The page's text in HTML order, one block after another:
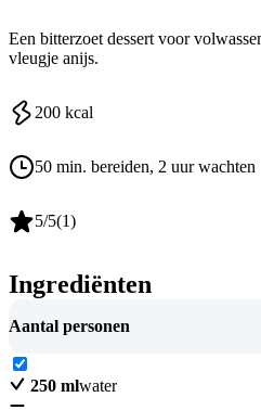
Een bitterzoet dessert voor
vleugje anijs.
200 kcal
50 min. bereiden, 2 uur wachten
5/5(1)
Ingrediënten
Aantal personen
250 mlwater